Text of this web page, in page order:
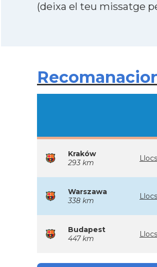
(deixa el teu missatge
Kraków
293 km
Warszawa
338 km
Budapest
447 km